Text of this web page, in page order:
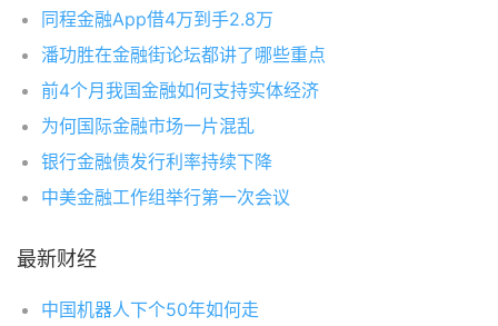
同程金融App借4万到手2.8万
潘功胜在金融街论坛都讲了哪些重点
前4个月我国金融如何支持实体经济
为何国际金融市场一片混乱
银行金融债发行利率持续下降
中美金融工作组举行第一次会议
最新财经
中国机器人下个50年如何走